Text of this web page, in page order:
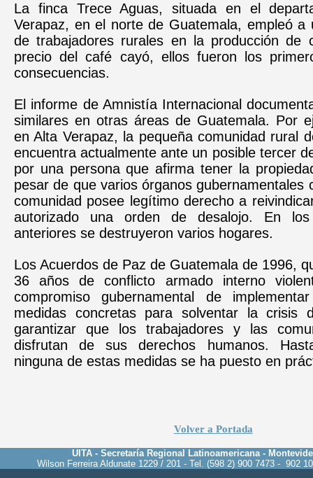
La finca Trece Aguas, situada en el
Verapaz, en el norte de Guatemala, empleó a
de trabajadores rurales en la producción de
precio del café cayó, ellos fueron los
consecuencias.
El informe de Amnistía Internacional
similares en otras áreas de Guatemala. Por
en Alta Verapaz, la pequeña comunidad rural
encuentra actualmente ante un posible tercer
por una persona que afirma tener la
pesar de que varios órganos gubernamentales
comunidad posee legítimo derecho a
autorizado una orden de desalojo. En
anteriores se destruyeron varios hogares.
Los Acuerdos de Paz de Guatemala de 1996,
36 años de conflicto armado interno
compromiso gubernamental de
medidas concretas para solventar la crisis
garantizar que los trabajadores y las
disfrutan de sus derechos humanos.
ninguna de estas medidas se ha puesto en
Volver a Portada
UITA - Secretaría Regional Latinoamericana -
Wilson Ferreira Aldunate 1229 / 201 - Tel. (598 2) 900 7473 - 902